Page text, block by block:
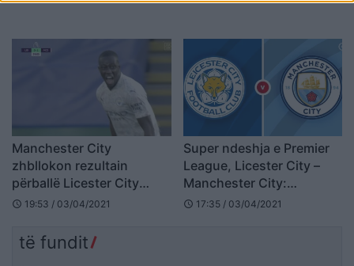
Manchester City
zhbllokon rezultain
përballë Licester City
(VIDEO
schedule 19:53 / 03/04/2021
Super ndeshja e Premier
League, Licester City –
Manchester City:
Formacionet zyrtare
schedule 17:35 / 03/04/2021
të fundit